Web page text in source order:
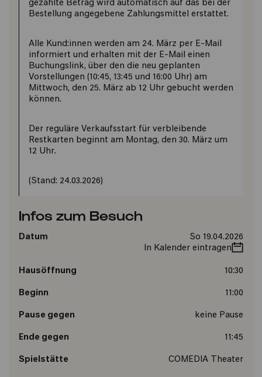
gezahlte Betrag wird automatisch auf das bei der
Bestellung angegebene Zahlungsmittel erstattet.
Alle Kund:innen werden am 24. März per E-Mail
informiert und erhalten mit der E-Mail einen
Buchungslink, über den die neu geplanten
Vorstellungen (10:45, 13:45 und 16:00 Uhr) am
Mittwoch, den 25. März ab 12 Uhr gebucht werden
können.
Der reguläre Verkaufsstart für verbleibende
Restkarten beginnt am Montag, den 30. März um
12 Uhr.
(Stand: 24.03.2026)
Infos zum Besuch
Datum
So 19.04.2026
In Kalender eintragen
Hausöffnung 10:30
Beginn 11:00
Pause gegen keine Pause
Ende gegen 11:45
Spielstätte COMEDIA Theater